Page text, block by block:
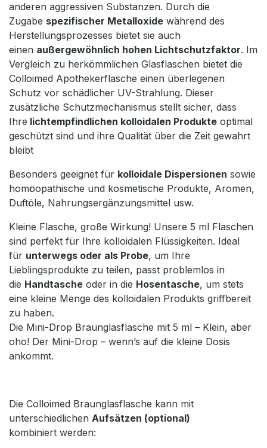
anderen aggressiven Substanzen. Durch die
Zugabe spezifischer Metalloxide während des
Herstellungsprozesses bietet sie auch
einen außergewöhnlich hohen Lichtschutzfaktor. Im
Vergleich zu herkömmlichen Glasflaschen bietet die
Colloimed Apothekerflasche einen überlegenen
Schutz vor schädlicher UV-Strahlung. Dieser
zusätzliche Schutzmechanismus stellt sicher, dass
Ihre lichtempfindlichen kolloidalen Produkte optimal
geschützt sind und ihre Qualität über die Zeit gewahrt
bleibt
Besonders geeignet für kolloidale Dispersionen sowie
homöopathische und kosmetische Produkte, Aromen,
Duftöle, Nahrungsergänzungsmittel usw.
Kleine Flasche, große Wirkung! Unsere 5 ml Flaschen
sind perfekt für Ihre kolloidalen Flüssigkeiten. Ideal
für unterwegs oder als Probe, um Ihre
Lieblingsprodukte zu teilen, passt problemlos in
die Handtasche oder in die Hosentasche, um stets
eine kleine Menge des kolloidalen Produkts griffbereit
zu haben.
Die Mini-Drop Braunglasflasche mit 5 ml – Klein, aber
oho! Der Mini-Drop – wenn’s auf die kleine Dosis
ankommt.
Die Colloimed Braunglasflasche kann mit
unterschiedlichen Aufsätzen (optional)
kombiniert werden: